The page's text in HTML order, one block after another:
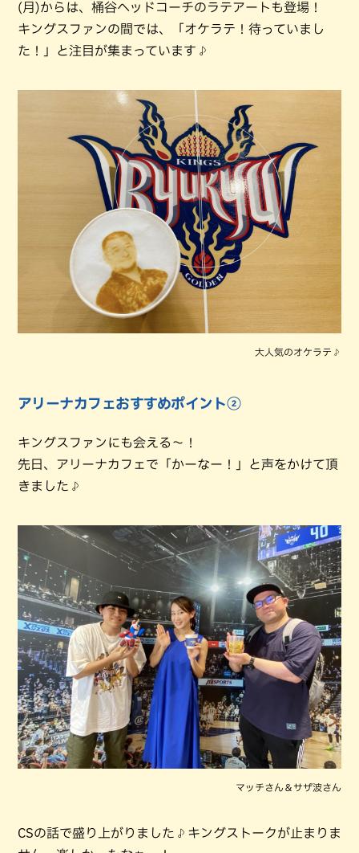
(月)からは、桶谷ヘッドコーチのラテアートも登場！
キングスファンの間では、「オケラテ！待っていまし
た！」と注目が集まっています♪
大人気のオケラテ♪
アリーナカフェおすすめポイント②
キングスファンにも会える～！
先日、アリーナカフェで「かーなー！」と声をかけて頂
きました♪
マッチさん＆サザ波さん
CSの話で盛り上がりました♪キングストークが止まりま